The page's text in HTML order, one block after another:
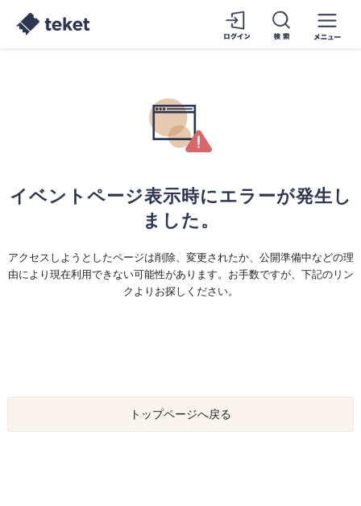
イベントページ表示時にエラーが発生し
ました。
アクセスしようとしたページは削除、変更されたか、公開準備中などの理
由により現在利用できない可能性があります。お手数ですが、下記のリン
クよりお探しください。
トップページへ戻る